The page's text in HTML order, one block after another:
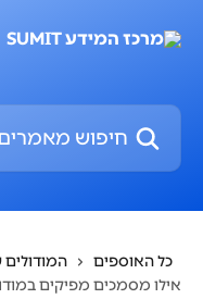
חיפוש מאמרים...
כל האוספים המודולים
אילו מסמכים מפיקים